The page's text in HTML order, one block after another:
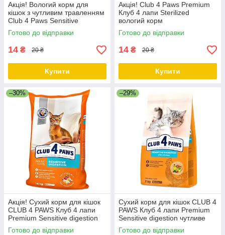
Акція! Вологий корм для
кішок з чутливим травленням
Club 4 Paws Sensitive
Digestion з куркою 80 г від
24ШТ
Готово до відправки
14 ₴ 20 ₴
Купити
Акція! Club 4 Paws Premium
Клуб 4 лапи Sterilized
вологий корм
для стерилізованих кішок із
куркою 80 ГР від 24ШТ
Готово до відправки
14 ₴ 20 ₴
Купити
–30%
Акція! Сухий корм для кішок
CLUB 4 PAWS Клуб 4 лапи
Premium Sensitive digestion
чутливе травлення 14 кг
Готово до відправки
–29%
Сухий корм для кішок CLUB 4
PAWS Клуб 4 лапи Premium
Sensitive digestion чутливе
травлення 2 кг
Готово до відправки